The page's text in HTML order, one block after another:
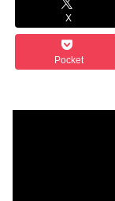
X
Pocket